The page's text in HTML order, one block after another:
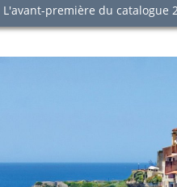
L'avant-première du catalogue